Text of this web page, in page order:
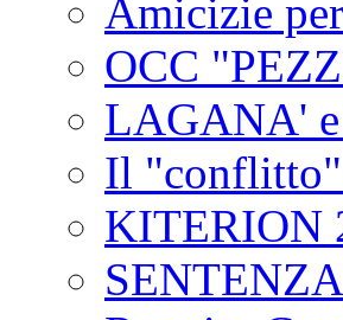
Amicizie
OCC
LAGANA'
Il
KITERION